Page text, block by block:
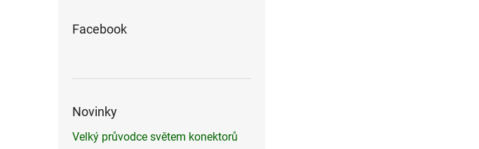
Facebook
Novinky
Velký průvodce světem konektorů